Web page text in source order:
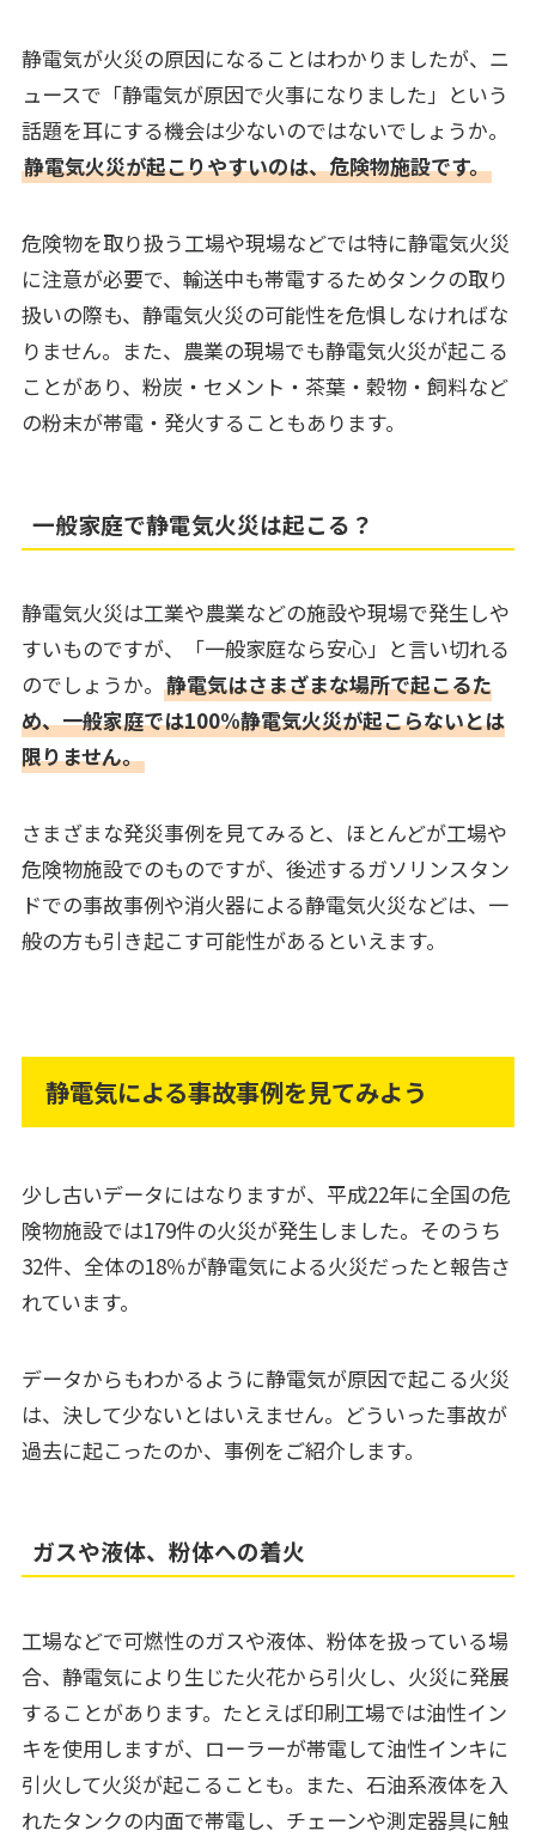
静電気が火災の原因になることはわかりましたが、ニ
ュースで「静電気が原因で火事になりました」という
話題を耳にする機会は少ないのではないでしょうか。
静電気火災が起こりやすいのは、危険物施設です。
危険物を取り扱う工場や現場などでは特に静電気火災
に注意が必要で、輸送中も帯電するためタンクの取り
扱いの際も、静電気火災の可能性を危惧しなければな
りません。また、農業の現場でも静電気火災が起こる
ことがあり、粉炭・セメント・茶葉・穀物・飼料など
の粉末が帯電・発火することもあります。
一般家庭で静電気火災は起こる？
静電気火災は工業や農業などの施設や現場で発生しや
すいものですが、「一般家庭なら安心」と言い切れる
のでしょうか。 静電気はさまざまな場所で起こるた
め、一般家庭では100%静電気火災が起こらないとは
限りません。
さまざまな発災事例を見てみると、ほとんどが工場や
危険物施設でのものですが、後述するガソリンスタン
ドでの事故事例や消火器による静電気火災などは、一
般の方も引き起こす可能性があるといえます。
静電気による事故事例を見てみよう
少し古いデータにはなりますが、平成22年に全国の危
険物施設では179件の火災が発生しました。そのうち
32件、全体の18％が静電気による火災だったと報告さ
れています。
データからもわかるように静電気が原因で起こる火災
は、決して少ないとはいえません。どういった事故が
過去に起こったのか、事例をご紹介します。
ガスや液体、粉体への着火
工場などで可燃性のガスや液体、粉体を扱っている場
合、静電気により生じた火花から引火し、火災に発展
することがあります。たとえば印刷工場では油性イン
キを使用しますが、ローラーが帯電して油性インキに
引火して火災が起こることも。また、石油系液体を入
れたタンクの内面で帯電し、チェーンや測定器具に触